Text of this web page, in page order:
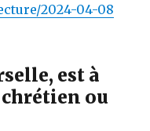
2024-04-08
est à
chrétien ou